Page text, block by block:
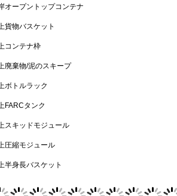
オープントップコンテナ
貨物バスケット
コンテナ枠
廃棄物/泥のスキープ
ボトルラック
FARCタンク
スキッドモジュール
圧縮モジュール
半身長バスケット